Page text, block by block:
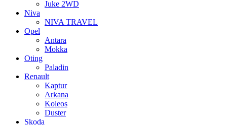
Juke 2WD
Niva
NIVA TRAVEL
Opel
Antara
Mokka
Oting
Paladin
Renault
Kaptur
Arkana
Koleos
Duster
Skoda